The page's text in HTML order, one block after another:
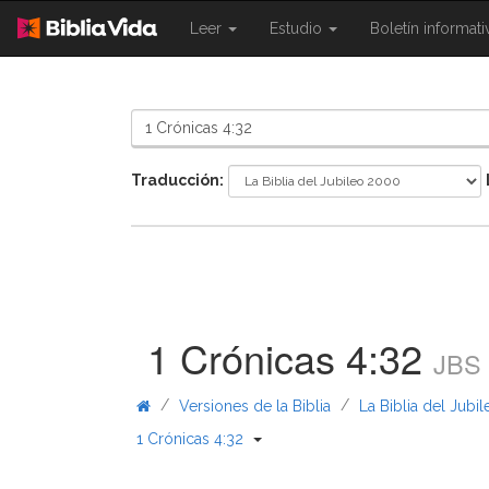
Leer
{{
Estudio
{{
Boletín
Traducción:
1 Crónicas 4:32JBS
/ Versiones de la Biblia / La Biblia del
1 Crónicas 4:32
{{